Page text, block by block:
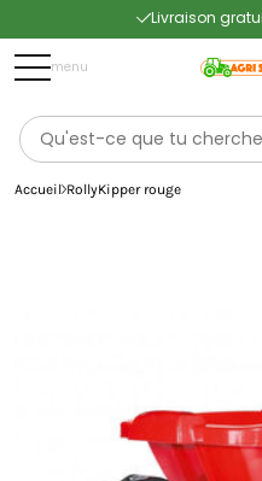
Livraison
menu
Accueil RollyKipper rouge